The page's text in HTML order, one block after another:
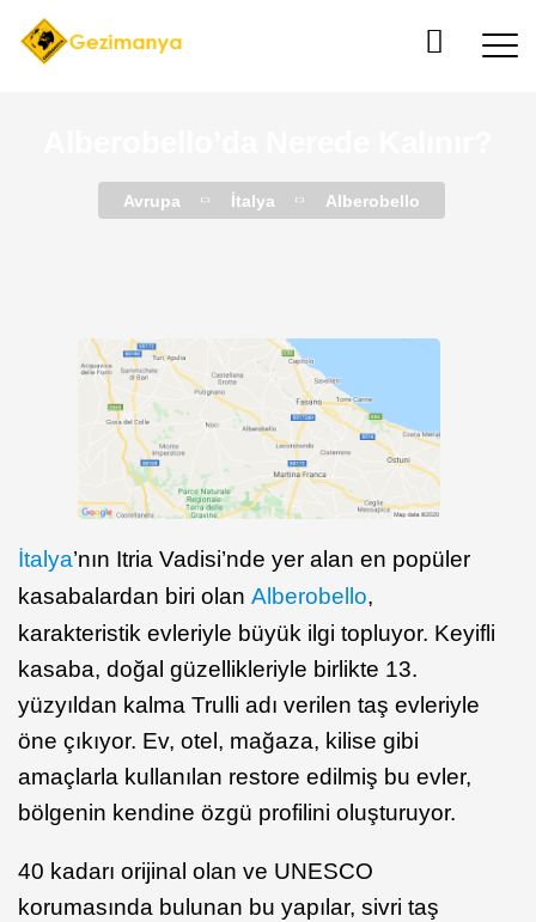
Avrupa İtalya Alberobello
İtalya’nın Itria Vadisi’nde yer alan en popüler
kasabalardan biri olan Alberobello,
karakteristik evleriyle büyük ilgi topluyor. Keyifli
kasaba, doğal güzellikleriyle birlikte 13.
yüzyıldan kalma Trulli adı verilen taş evleriyle
öne çıkıyor. Ev, otel, mağaza, kilise gibi
amaçlarla kullanılan restore edilmiş bu evler,
bölgenin kendine özgü profilini oluşturuyor.
40 kadarı orijinal olan ve UNESCO
korumasında bulunan bu yapılar, sivri taş